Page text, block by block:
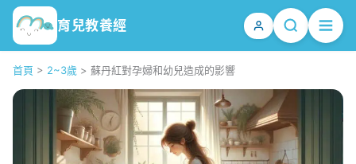
育兒教養經
首頁 > 2~3歲 > 蘇丹紅對孕婦和幼兒造成的影響